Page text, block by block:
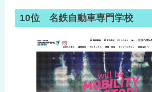
10位 名鉄自動車専門学校